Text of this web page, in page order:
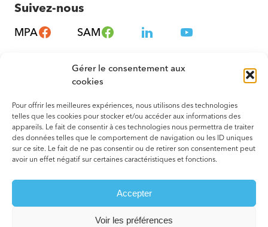
Gérer le consentement aux
cookies
Pour offrir les meilleures expériences, nous utilisons des technologies
telles que les cookies pour stocker et/ou accéder aux informations des
appareils. Le fait de consentir à ces technologies nous permettra de traiter
des données telles que le comportement de navigation ou les ID uniques
sur ce site. Le fait de ne pas consentir ou de retirer son consentement peut
avoir un effet négatif sur certaines caractéristiques et fonctions.
Accepter
Voir les préférences
Suivez-nous
MPA SAM